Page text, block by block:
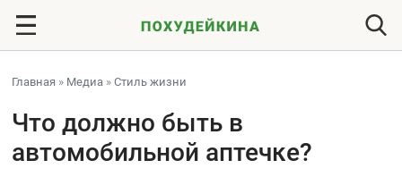
Главная » Медиа »Стиль жизни
Что должно быть в
автомобильной аптечке?